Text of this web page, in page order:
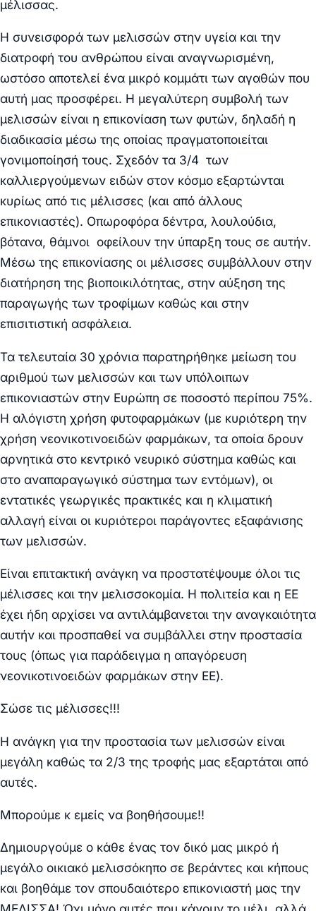
μέλισσας.
Η συνεισφορά των μελισσών στην υγεία και την
διατροφή του ανθρώπου είναι αναγνωρισμένη,
ωστόσο αποτελεί ένα μικρό κομμάτι των αγαθών που
αυτή μας προσφέρει. Η μεγαλύτερη συμβολή των
μελισσών είναι η επικονίαση των φυτών, δηλαδή η
διαδικασία μέσω της οποίας πραγματοποιείται
γονιμοποίησή τους. Σχεδόν τα 3/4 των
καλλιεργούμενων ειδών στον κόσμο εξαρτώνται
κυρίως από τις μέλισσες (και από άλλους
επικονιαστές). Οπωροφόρα δέντρα, λουλούδια,
βότανα, θάμνοι οφείλουν την ύπαρξη τους σε αυτήν.
Μέσω της επικονίασης οι μέλισσες συμβάλλουν στην
διατήρηση της βιοποικιλότητας, στην αύξηση της
παραγωγής των τροφίμων καθώς και στην
επισιτιστική ασφάλεια.
Τα τελευταία 30 χρόνια παρατηρήθηκε μείωση του
αριθμού των μελισσών και των υπόλοιπων
επικονιαστών στην Ευρώπη σε ποσοστό περίπου 75%.
Η αλόγιστη χρήση φυτοφαρμάκων (με κυριότερη την
χρήση νεονικοτινοειδών φαρμάκων, τα οποία δρουν
αρνητικά στο κεντρικό νευρικό σύστημα καθώς και
στο αναπαραγωγικό σύστημα των εντόμων), οι
εντατικές γεωργικές πρακτικές και η κλιματική
αλλαγή είναι οι κυριότεροι παράγοντες εξαφάνισης
των μελισσών.
Είναι επιτακτική ανάγκη να προστατέψουμε όλοι τις
μέλισσες και την μελισσοκομία. Η πολιτεία και η ΕΕ
έχει ήδη αρχίσει να αντιλάμβανεται την αναγκαιότητα
αυτήν και προσπαθεί να συμβάλλει στην προστασία
τους (όπως για παράδειγμα η απαγόρευση
νεονικοτινοειδών φαρμάκων στην ΕΕ).
Σώσε τις μέλισσες!!!
Η ανάγκη για την προστασία των μελισσών είναι
μεγάλη καθώς τα 2/3 της τροφής μας εξαρτάται από
αυτές.
Μπορούμε κ εμείς να βοηθήσουμε!!
Δημιουργούμε ο κάθε ένας τον δικό μας μικρό ή
μεγάλο οικιακό μελισσόκηπο σε βεράντες και κήπους
και βοηθάμε τον σπουδαιότερο επικονιαστή μας την